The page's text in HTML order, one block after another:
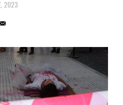
2023